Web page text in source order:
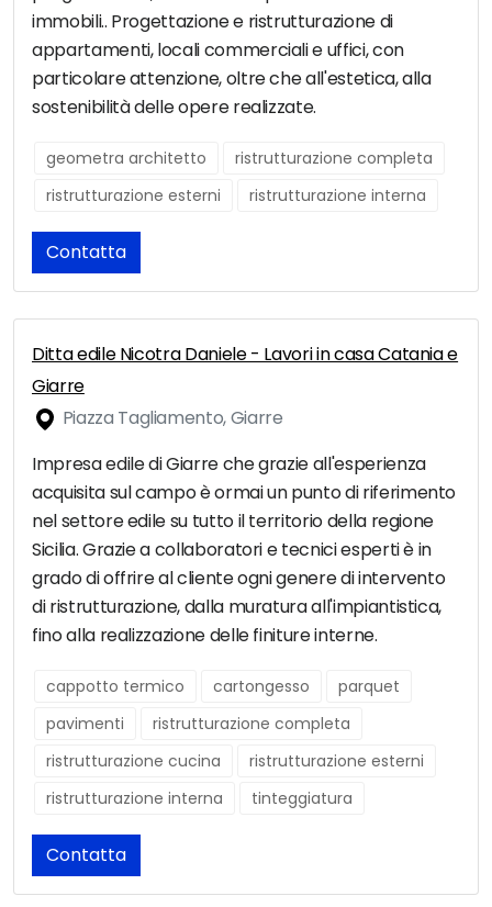
immobili.. Progettazione e ristrutturazione di
appartamenti, locali commerciali e uffici, con
particolare attenzione, oltre che all'estetica, alla
sostenibilità delle opere realizzate.
geometra architetto
ristrutturazione completa
ristrutturazione esterni
ristrutturazione interna
Contatta
Ditta edile Nicotra Daniele - Lavori in casa Catania e
Giarre
Piazza Tagliamento, Giarre
Impresa edile di Giarre che grazie all'esperienza
acquisita sul campo è ormai un punto di riferimento
nel settore edile su tutto il territorio della regione
Sicilia. Grazie a collaboratori e tecnici esperti è in
grado di offrire al cliente ogni genere di intervento
di ristrutturazione, dalla muratura all'impiantistica,
fino alla realizzazione delle finiture interne.
cappotto termico cartongesso
parquet
pavimenti
ristrutturazione completa
ristrutturazione cucina
ristrutturazione esterni
ristrutturazione interna
tinteggiatura
Contatta